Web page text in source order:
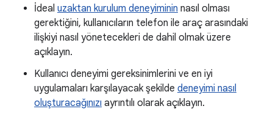
İdeal uzaktan kurulum deneyiminin nasıl olması
gerektiğini, kullanıcıların telefon ile araç arasındaki
ilişkiyi nasıl yönetecekleri de dahil olmak üzere
açıklayın.
Kullanıcı deneyimi gereksinimlerini ve en iyi
uygulamaları karşılayacak şekilde deneyimi nasıl
oluşturacağınızı ayrıntılı olarak açıklayın.